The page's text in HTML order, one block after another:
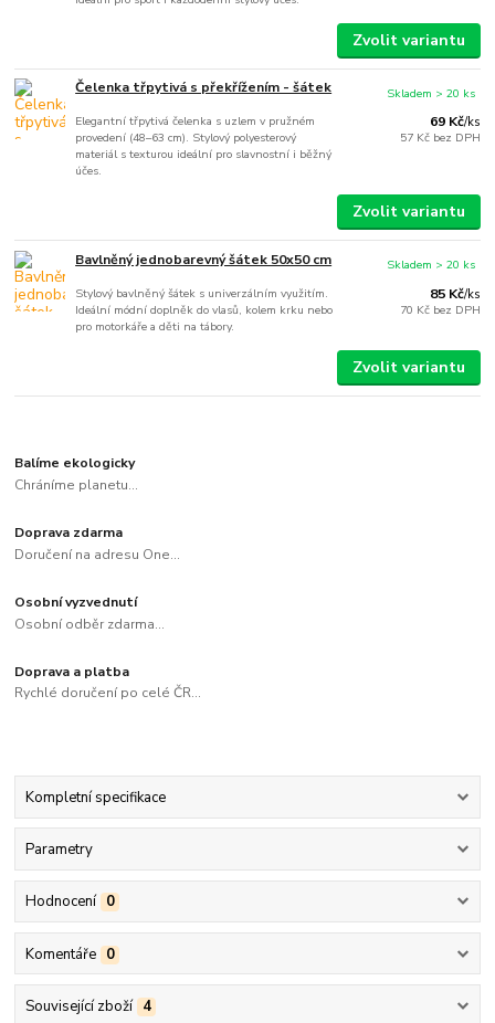
Zvolit variantu
Čelenka třpytivá s překřížením - šátek
Elegantní třpytivá čelenka s uzlem v pružném
provedení (48–63 cm). Stylový polyesterový
materiál s texturou ideální pro slavnostní i běžný
účes.
69 Kč/ks
57 Kč bez DPH
Skladem > 20 ks
Zvolit variantu
Bavlněný jednobarevný šátek 50x50 cm
Stylový bavlněný šátek s univerzálním využitím.
Ideální módní doplněk do vlasů, kolem krku nebo
pro motorkáře a děti na tábory.
85 Kč/ks
70 Kč bez DPH
Skladem > 20 ks
Zvolit variantu
Balíme ekologicky
Chráníme planetu...
Doprava zdarma
Doručení na adresu One...
Osobní vyzvednutí
Osobní odběr zdarma...
Doprava a platba
Rychlé doručení po celé ČR...
Kompletní specifikace
Parametry
Hodnocení 0
Komentáře 0
Související zboží 4